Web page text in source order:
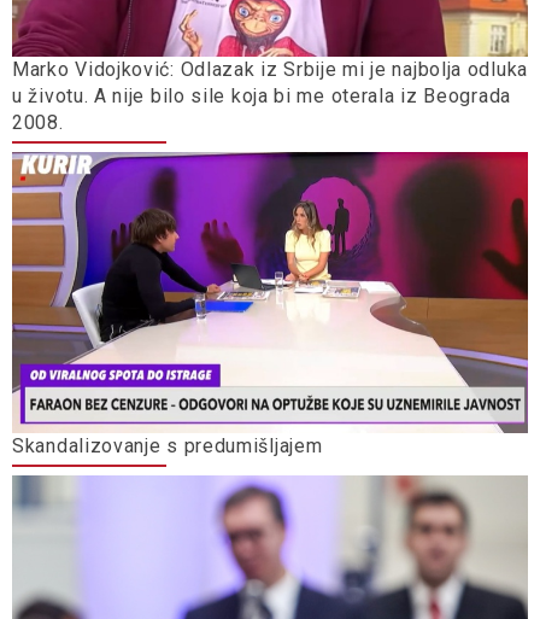
Marko Vidojković: Odlazak iz Srbije mi je najbolja odluka
u životu. A nije bilo sile koja bi me oterala iz Beograda
2008.
Skandalizovanje s predumišljajem